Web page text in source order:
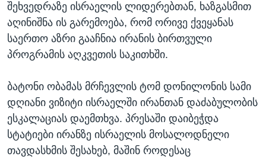
შეხვედრაზე ისრაელის ლიდერებთან, ხაზგასმით
აღინიშნა ის გარემოება, რომ ორივე ქვეყანას
საერთო აზრი გააჩნია ირანის ბირთვული
პროგრამის აღკვეთის საკითხში.
ბატონი ობამას მრჩევლის ტომ დონილონის სამი
დღიანი ვიზიტი ისრაელში ირანთან დაძაბულობის
ესკალაციას დაემთხვა. პრესაში დაიბეჭდა
სტატიები ირანზე ისრაელის მოსალოდნელი
თავდასხმის შესახებ, მაშინ როდესაც